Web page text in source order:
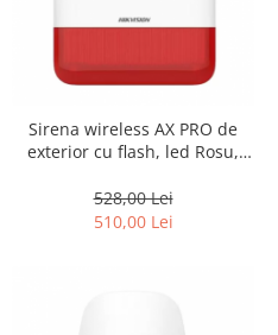
Sirena wireless AX PRO de
exterior cu flash, led Rosu,
E-WE-R
528,00 Lei
510,00 Lei